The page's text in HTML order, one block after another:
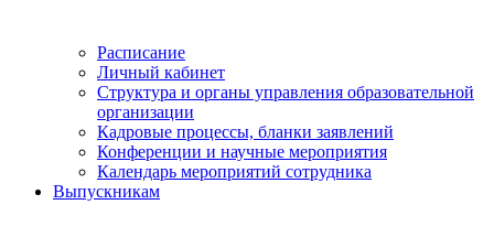
Расписание
Личный кабинет
Структура и органы управления образовательной
организации
Кадровые процессы, бланки заявлений
Конференции и научные мероприятия
Календарь мероприятий сотрудника
Выпускникам